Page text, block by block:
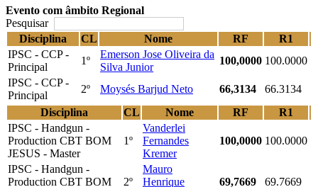
Evento com âmbito Regional
Pesquisar
Disciplina
CL Nome RF
R1
IPSC - CCP -
Principal
1º
Emerson Jose Oliveira da
Silva Junior
100,0000 100.0000
IPSC - CCP -
Principal
2º Moysés Barjud Neto 66,3134
66.3134
Disciplina
CL Nome RF
R1
IPSC - Handgun -
Production CBT BOM
JESUS - Master
1º
Vanderlei
Fernandes
Kremer
100,0000 100.0000
IPSC - Handgun -
Production CBT BOM
2º
Mauro
Henrique
69,7669 69.7669